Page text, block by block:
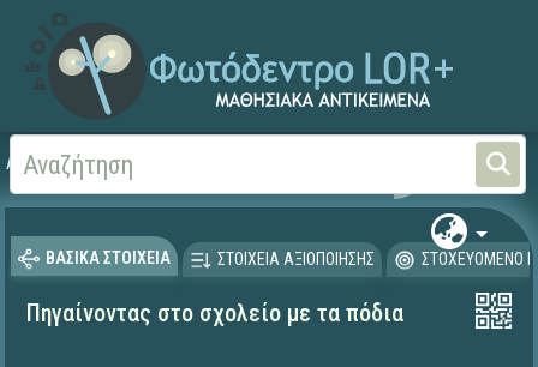
Αρχική
ΒΑΣΙΚΑ ΣΤΟΙΧΕΙΑ ΣΤΟΙΧΕΙΑ ΑΞΙΟΠΟΙΗΣΗΣ ΣΤΟΧΕΥΟΜΕΝΟ
Πηγαίνοντας στο σχολείο με τα πόδια